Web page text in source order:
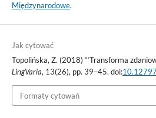
Międzynarodowe.
Jak cytować
Topolińska, Z. (2018) “‘Transforma
LingVaria, 13(26), pp. 39–45. doi:
Formaty cytowań